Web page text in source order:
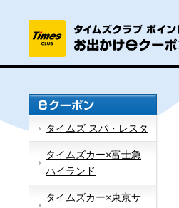
タイムズ スパ・レスタ
タイムズカー×富士急
ハイランド
タイムズカー×東京サ